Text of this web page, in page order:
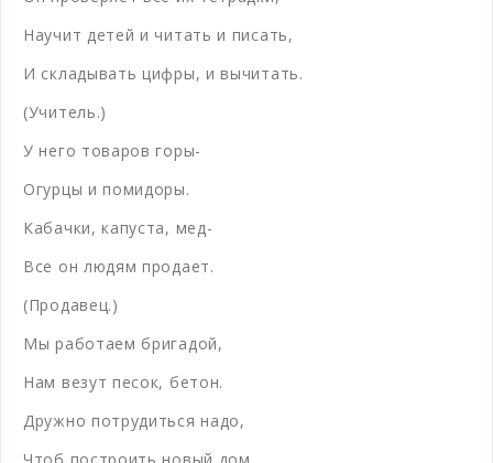
Научит детей и читать и писать,
И складывать цифры, и вычитать.
(Учитель.)
У него товаров горы-
Огурцы и помидоры.
Кабачки, капуста, мед-
Все он людям продает.
(Продавец.)
Мы работаем бригадой,
Нам везут песок, бетон.
Дружно потрудиться надо,